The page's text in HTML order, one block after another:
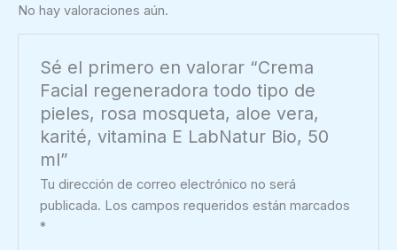
mosqueta,
aloe
karité,
vitamina
LabNatur
cantidad
No hay valoraciones aún.
Sé el primero en valorar “Crema
Facial regeneradora todo tipo de
pieles, rosa mosqueta, aloe vera,
karité, vitamina E LabNatur Bio, 50
ml”
Tu dirección de correo electrónico no será
publicada. Los campos requeridos están marcados
*